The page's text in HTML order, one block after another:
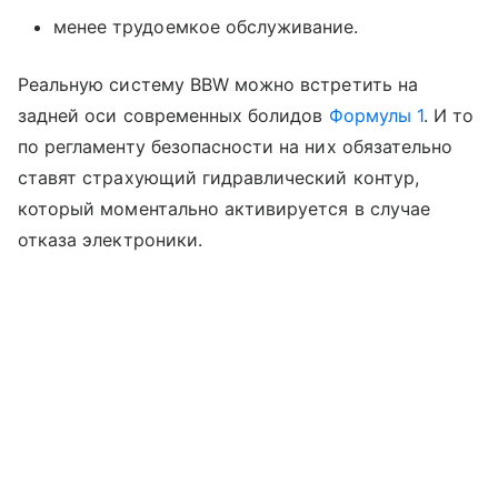
менее трудоемкое обслуживание.
Реальную систему BBW можно встретить на
задней оси современных болидов Формулы 1. И то
по регламенту безопасности на них обязательно
ставят страхующий гидравлический контур,
который моментально активируется в случае
отказа электроники.